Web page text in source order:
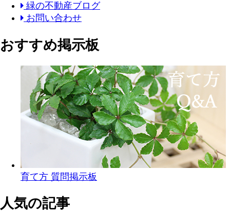
緑の不動産ブログ
お問い合わせ
おすすめ掲示板
育て方 質問掲示板
人気の記事